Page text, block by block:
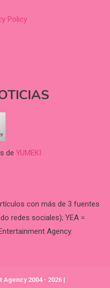
Policy
de YUMEKI
con más de 3 fuentes
redes sociales); YEA =
Agency.
Agency 2004 - 2026 |